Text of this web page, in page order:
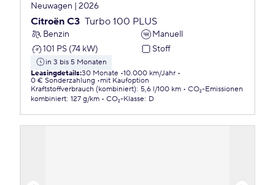
Neuwagen | 2026
Citroën C3 Turbo 100 PLUS
Benzin
Manuell
101 PS (74 kW)
Stoff
in 3 bis 5 Monaten
Leasingdetails:30 Monate 10.000 km/Jahr
0 € Sonderzahlung
mit Kaufoption
Kraftstoffverbrauch (kombiniert): 5,6 l/100 km
CO₂-Emissionen
kombiniert: 127 g/km CO₂-Klasse: D